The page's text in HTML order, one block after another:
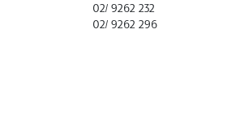
02/ 9262 232
02/ 9262 296